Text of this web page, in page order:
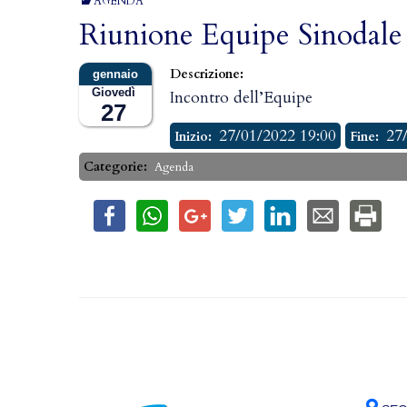
Riunione Equipe Sinodale
Giovedì
27
Descrizione:
Incontro dell’Equipe
Inizio: 27/01/2022 19:00 Fine:
Categorie: Agenda